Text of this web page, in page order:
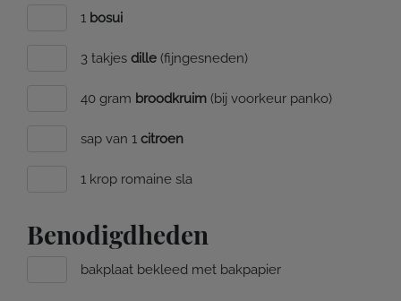
1 bosui
3 takjes dille (fijngesneden)
40 gram broodkruim (bij voorkeur panko)
sap van 1 citroen
1 krop romaine sla
Benodigdheden
bakplaat bekleed met bakpapier